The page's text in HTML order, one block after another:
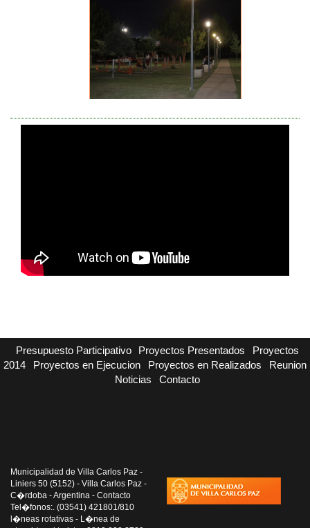
Presupuesto Participativo Proyectos Presentados
Proyectos
2014
Proyectos en Ejecucion Proyectos en Realizados
Reunion
Noticias
Contacto
Municipalidad de Villa Carlos Paz -
Liniers 50 (5152) - Villa Carlos Paz -
C�rdoba - Argentina - Contacto
Tel�fonos:. (03541) 421801/810
l�neas rotativas - L�nea de